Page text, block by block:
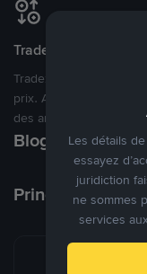
Tradez à des prix
Tradez des cryptos en
prix. Achetez ou
des annonces
Blog P2P
Principaux
Les détails
essayez
juridiction
ne sommes
services